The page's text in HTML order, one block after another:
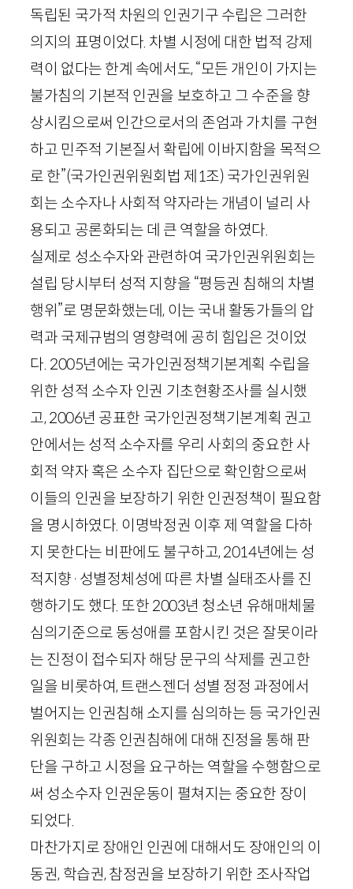
독립된 국가적 차원의 인권기구 수립은 그러한
의지의 표명이었다. 차별 시정에 대한 법적 강제
력이 없다는 한계 속에서도, “모든 개인이 가지는
불가침의 기본적 인권을 보호하고 그 수준을 향
상시킴으로써 인간으로서의 존엄과 가치를 구현
하고 민주적 기본질서 확립에 이바지함을 목적으
로 한”(국가인권위원회법 제1조) 국가인권위원
회는 소수자나 사회적 약자라는 개념이 널리 사
용되고 공론화되는 데 큰 역할을 하였다.
실제로 성소수자와 관련하여 국가인권위원회는
설립 당시부터 성적 지향을 “평등권 침해의 차별
행위”로 명문화했는데, 이는 국내 활동가들의 압
력과 국제규범의 영향력에 공히 힘입은 것이었
다. 2005년에는 국가인권정책기본계획 수립을
위한 성적 소수자 인권 기초현황조사를 실시했
고,2006년 공표한 국가인권정책기본계획 권고
안에서는 성적 소수자를 우리 사회의 중요한 사
회적 약자 혹은 소수자 집단으로 확인함으로써
이들의 인권을 보장하기 위한 인권정책이 필요함
을 명시하였다. 이명박정권 이후 제 역할을 다하
지 못한다는 비판에도 불구하고,2014년에는 성
적지향 · 성별정체성에 따른 차별 실태조사를 진
행하기도 했다. 또한 2003년 청소년 유해매체물
심의기준으로 동성애를 포함시킨 것은 잘못이라
는 진정이 접수되자 해당 문구의 삭제를 권고한
일을 비롯하여, 트랜스젠더 성별 정정 과정에서
벌어지는 인권침해 소지를 심의하는 등 국가인권
위원회는 각종 인권침해에 대해 진정을 통해 판
단을 구하고 시정을 요구하는 역할을 수행함으로
써 성소수자 인권운동이 펼쳐지는 중요한 장이
되었다.
마찬가지로 장애인 인권에 대해서도 장애인의 이
동권, 학습권, 참정권을 보장하기 위한 조사작업